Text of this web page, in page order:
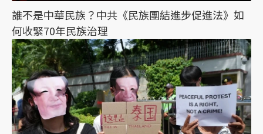
誰不是中華民族？中共《民族團結進步促進法》如
何收緊70年民族治理